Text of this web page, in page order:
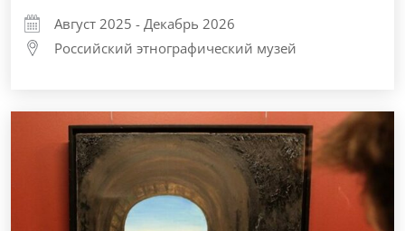
Август 2025 - Декабрь 2026
Российский этнографический музей